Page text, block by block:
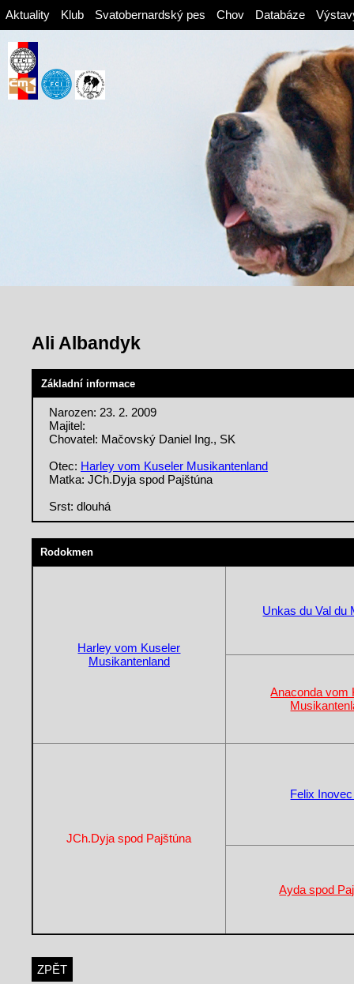
Aktuality Klub Svatobernardský pes Chov Databáze
Ali Albandyk
Základní informace
Narozen: 23. 2. 2009
Majitel:
Chovatel: Mačovský Daniel Ing., SK
Otec: Harley vom Kuseler Musikantenland
Matka: JCh.Dyja spod Pajštúna
Srst: dlouhá
Rodokmen
Harley vom Kuseler
Musikantenland
Unkas du Val du
Anaconda vom
JCh.Dyja spod Pajštúna
Felix
Ayda spod
ZPĚT